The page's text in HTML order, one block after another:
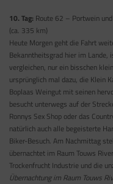
10. Tag: Route 62 – Portwein
(ca. 335 km)
Heute Morgen geht die Fahrt
Bekanntheitsgrad hier im
vergleichen, nur ein bisschen
ursprünglich mal dazu, die Klein
Boplaas Weingut mit seinen
besucht unterwegs auf der
Ronnys Sex Shop oder das
natürlich auch alle begeisterte
Biker-Besuch. Am Nachmittag
übernachtet im Raum Touws
Trockenfrucht Industrie und die
Übernachtung im Raum Touws